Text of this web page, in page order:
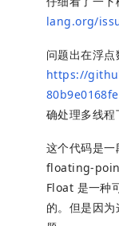
lang.org/
问题出在浮
https://
确处理多线
这个代码是
floating-
Float 是一种
的。但是因